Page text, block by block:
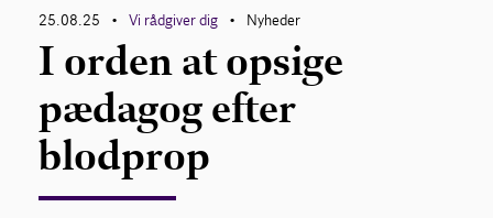
25.08.25 • Vi rådgiver dig • Nyheder
I orden at opsige
pædagog efter
blodprop